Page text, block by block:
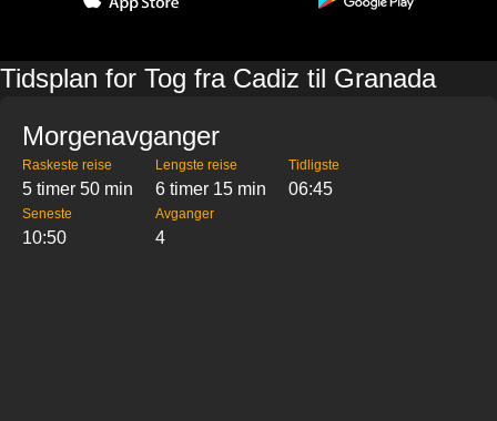
Tidsplan for Tog fra Cadiz til Granada
Morgenavganger
Raskeste reise
5 timer 50 min
Lengste reise
6 timer 15 min
Tidligste
06:45
Seneste
10:50
Avganger
4